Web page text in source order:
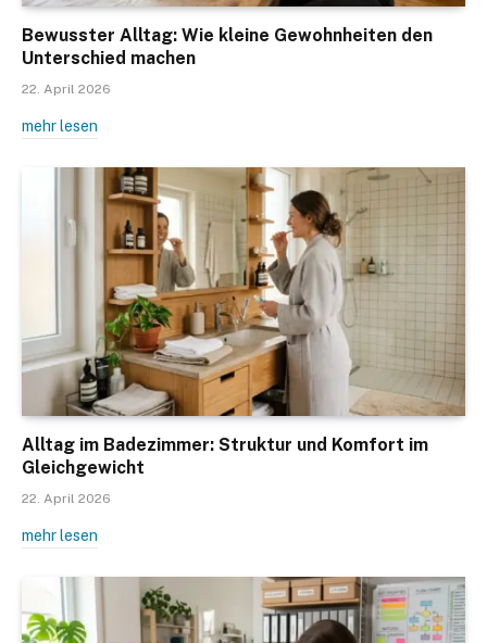
Bewusster Alltag: Wie kleine Gewohnheiten den
Unterschied machen
22. April 2026
mehr lesen
Alltag im Badezimmer: Struktur und Komfort im
Gleichgewicht
22. April 2026
mehr lesen